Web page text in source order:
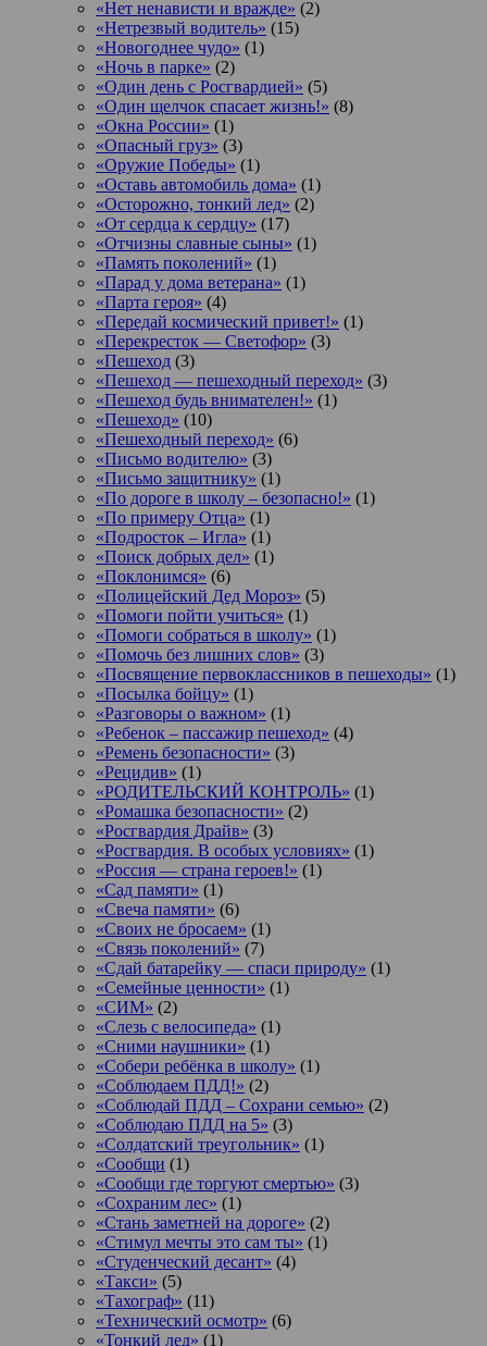
«Нет ненависти и вражде» (2)
«Нетрезвый водитель» (15)
«Новогоднее чудо» (1)
«Ночь в парке» (2)
«Один день с Росгвардией» (5)
«Один щелчок спасает жизнь!» (8)
«Окна России» (1)
«Опасный груз» (3)
«Оружие Победы» (1)
«Оставь автомобиль дома» (1)
«Осторожно, тонкий лед» (2)
«От сердца к сердцу» (17)
«Отчизны славные сыны» (1)
«Память поколений» (1)
«Парад у дома ветерана» (1)
«Парта героя» (4)
«Передай космический привет!» (1)
«Перекресток — Светофор» (3)
«Пешеход (3)
«Пешеход — пешеходный переход» (3)
«Пешеход будь внимателен!» (1)
«Пешеход» (10)
«Пешеходный переход» (6)
«Письмо водителю» (3)
«Письмо защитнику» (1)
«По дороге в школу – безопасно!» (1)
«По примеру Отца» (1)
«Подросток ‒ Игла» (1)
«Поиск добрых дел» (1)
«Поклонимся» (6)
«Полицейский Дед Мороз» (5)
«Помоги пойти учиться» (1)
«Помоги собраться в школу» (1)
«Помочь без лишних слов» (3)
«Посвящение первоклассников в пешеходы» (1)
«Посылка бойцу» (1)
«Разговоры о важном» (1)
«Ребенок – пассажир пешеход» (4)
«Ремень безопасности» (3)
«Рецидив» (1)
«РОДИТЕЛЬСКИЙ КОНТРОЛЬ» (1)
«Ромашка безопасности» (2)
«Росгвардия Драйв» (3)
«Росгвардия. В особых условиях» (1)
«Россия — страна героев!» (1)
«Сад памяти» (1)
«Свеча памяти» (6)
«Своих не бросаем» (1)
«Связь поколений» (7)
«Сдай батарейку — спаси природу» (1)
«Семейные ценности» (1)
«СИМ» (2)
«Слезь с велосипеда» (1)
«Сними наушники» (1)
«Собери ребёнка в школу» (1)
«Соблюдаем ПДД!» (2)
«Соблюдай ПДД – Сохрани семью» (2)
«Соблюдаю ПДД на 5» (3)
«Солдатский треугольник» (1)
«Сообщи (1)
«Сообщи где торгуют смертью» (3)
«Сохраним лес» (1)
«Стань заметней на дороге» (2)
«Стимул мечты это сам ты» (1)
«Студенческий десант» (4)
«Такси» (5)
«Тахограф» (11)
«Технический осмотр» (6)
«Тонкий лед» (1)